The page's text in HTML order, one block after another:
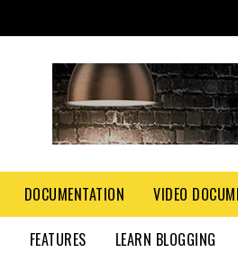
DOCUMENTATION VIDEO
FEATURES LEARN BLOGGING